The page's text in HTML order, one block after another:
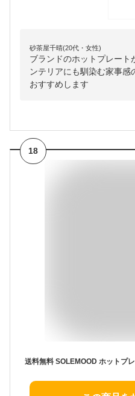
砂茶屋千晴(20代・女性)
ブランドのホットプレート
ンテリアにも馴染む家事
おすすめします
18